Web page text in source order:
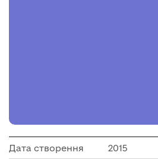
Дата створення 2015